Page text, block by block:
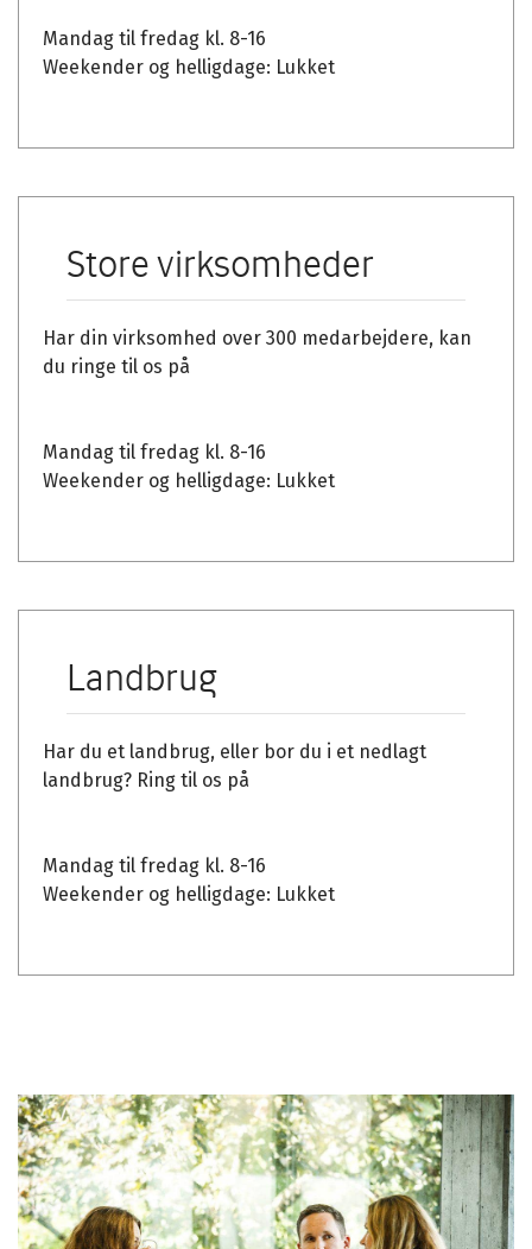
Mandag til fredag kl. 8-16
Weekender og helligdage: Lukket
Store virksomheder
Har din virksomhed over 300 medarbejdere, kan
du ringe til os på
Mandag til fredag kl. 8-16
Weekender og helligdage: Lukket
Landbrug
Har du et landbrug, eller bor du i et nedlagt
landbrug? Ring til os på
Mandag til fredag kl. 8-16
Weekender og helligdage: Lukket